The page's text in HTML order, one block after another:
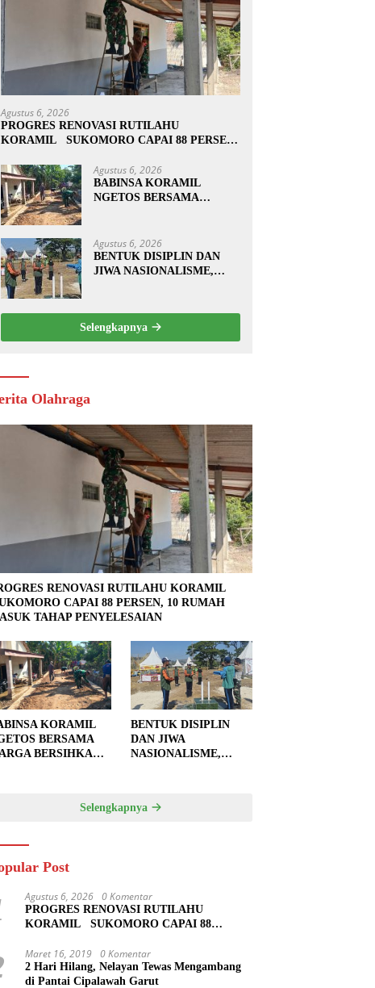
Agustus 6, 2026
PROGRES RENOVASI RUTILAHU
KORAMIL SUKOMORO CAPAI 88 PERSEN,
Agustus 6, 2026
BABINSA KORAMIL
NGETOS BERSAMA
LOKASI UNTUK
PENGECORAN
Agustus 6, 2026
BENTUK DISIPLIN DAN
JIWA NASIONALISME,
PASKIBRA
Selengkapnya
Olahraga
RENOVASI RUTILAHU KORAMIL
CAPAI 88 PERSEN, 10 RUMAH
TAHAP PENYELESAIAN
KORAMIL
BERSAMA
BERSIHKAN
BENTUK DISIPLIN
DAN JIWA
NASIONALISME,
Selengkapnya
Post
Agustus 6, 2026 0 Komentar
PROGRES RENOVASI RUTILAHU
KORAMIL SUKOMORO CAPAI 88
PENYELESAIAN
Maret 16, 2019 0 Komentar
2 Hari Hilang, Nelayan Tewas Mengambang
di Pantai Cipalawah Garut